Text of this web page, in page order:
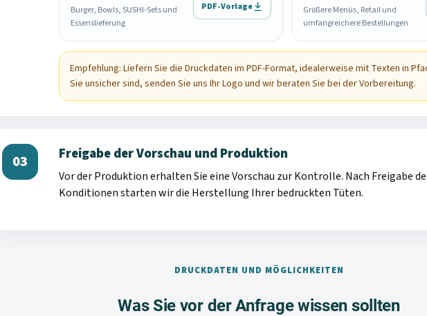
Burger, Bowls, SUSHI-Sets und
Essenslieferung
PDF-Vorlage
Größere Menüs, Retail und
umfangreichere Bestellungen
Empfehlung: Liefern Sie die Druckdaten im PDF-Format, idealerweise mit Texten in
Sie unsicher sind, senden Sie uns Ihr Logo und wir beraten Sie bei der Vorbereitung.
03 Freigabe der Vorschau und Produktion
Vor der Produktion erhalten Sie eine Vorschau zur Kontrolle. Nach Freigabe
Konditionen starten wir die Herstellung Ihrer bedruckten Tüten.
DRUCKDATEN UND MÖGLICHKEITEN
Was Sie vor der Anfrage wissen sollten